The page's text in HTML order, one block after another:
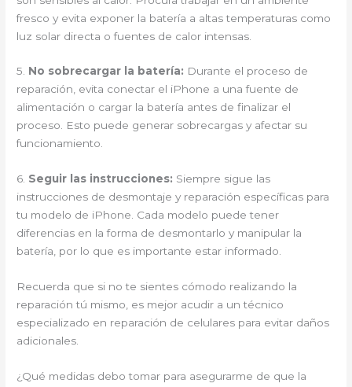
fresco y evita exponer la batería a altas temperaturas como
luz solar directa o fuentes de calor intensas.
5. No sobrecargar la batería: Durante el proceso de
reparación, evita conectar el iPhone a una fuente de
alimentación o cargar la batería antes de finalizar el
proceso. Esto puede generar sobrecargas y afectar su
funcionamiento.
6. Seguir las instrucciones: Siempre sigue las
instrucciones de desmontaje y reparación específicas para
tu modelo de iPhone. Cada modelo puede tener
diferencias en la forma de desmontarlo y manipular la
batería, por lo que es importante estar informado.
Recuerda que si no te sientes cómodo realizando la
reparación tú mismo, es mejor acudir a un técnico
especializado en reparación de celulares para evitar daños
adicionales.
¿Qué medidas debo tomar para asegurarme de que la